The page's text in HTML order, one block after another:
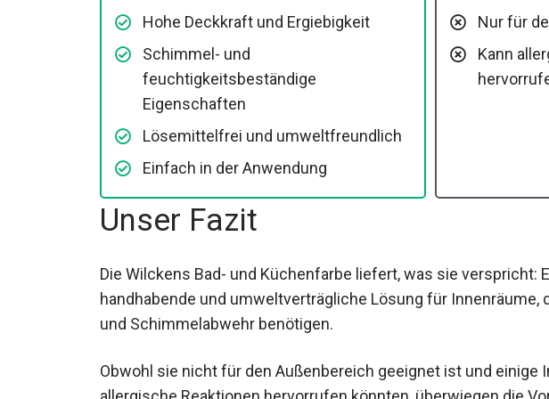
Hohe Deckkraft und Ergiebigkeit
Schimmel- und
feuchtigkeitsbeständige
Eigenschaften
Lösemittelfrei und umweltfreundlich
Einfach in der Anwendung
Nur für
Kann
Unser Fazit
Die Wilckens Bad- und Küchenfarbe liefert, was sie verspricht:
handhabende und umweltverträgliche Lösung für
und Schimmelabwehr benötigen.
Obwohl sie nicht für den Außenbereich geeignet ist und einige